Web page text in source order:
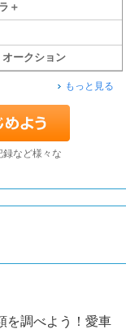
＋
オークション
もっと見る
録など様々な
を調べよう！愛車